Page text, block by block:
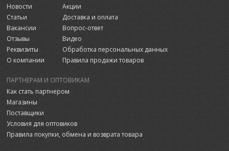
Новости
Статьи
Вакансии
Отзывы
Реквизиты
О компании
Акции
Доставка и оплата
Вопрос-ответ
Видео
Обработка персональных данных
Правила продажи товаров
ПАРТНЕРАМ И ОПТОВИКАМ
Как стать партнером
Магазины
Поставщики
Условия для оптовиков
Правила покупки, обмена и возврата товара